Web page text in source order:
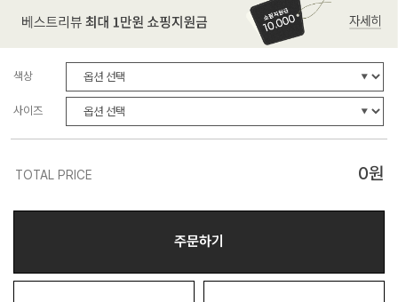
색상
사이즈
TOTAL PRICE 0원
주문하기